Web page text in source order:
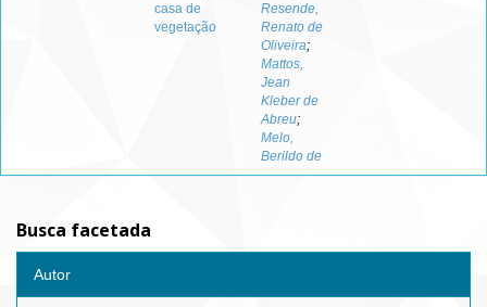
casa de
vegetação
Resende,
Renato de
Oliveira;
Mattos,
Jean
Kleber de
Abreu;
Melo,
Berildo de
Busca facetada
Autor